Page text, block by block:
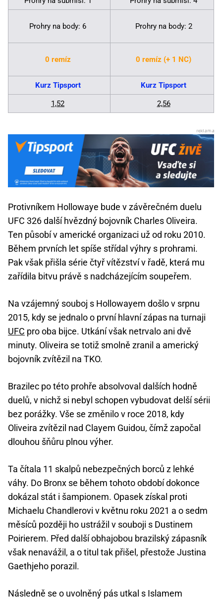
Prohry na body: 6 Prohry na body: 2
0 remíz 0 remíz (+ 1 NC)
Kurz Tipsport Kurz Tipsport
1,52 2,56
Protivníkem Hollowaye bude v závěrečném duelu
UFC 326 další hvězdný bojovník Charles Oliveira.
Ten působí v americké organizaci už od roku 2010.
Během prvních let spíše střídal výhry s prohrami.
Pak však přišla série čtyř vítězství v řadě, která mu
zařídila bitvu právě s nadcházejícím soupeřem.
Na vzájemný souboj s Hollowayem došlo v srpnu
2015, kdy se jednalo o první hlavní zápas na turnaji
UFC pro oba bijce. Utkání však netrvalo ani dvě
minuty. Oliveira se totiž smolně zranil a americký
bojovník zvítězil na TKO.
Brazilec po této prohře absolvoval dalších hodně
duelů, v nichž si nebyl schopen vybudovat delší sérii
bez porážky. Vše se změnilo v roce 2018, kdy
Oliveira zvítězil nad Clayem Guidou, čímž započal
dlouhou šňůru plnou výher.
Ta čítala 11 skalpů nebezpečných borců z lehké
váhy. Do Bronx se během tohoto období dokonce
dokázal stát i šampionem. Opasek získal proti
Michaelu Chandlerovi v květnu roku 2021 a o sedm
měsíců později ho ustrážil v souboji s Dustinem
Poirierem. Před další obhajobou brazilský zápasník
však nenavážil, a o titul tak přišel, přestože Justina
Gaethjeho porazil.
Následně se o uvolněný pás utkal s Islamem